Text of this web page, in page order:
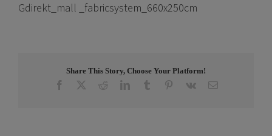
Gdirekt_mall _fabricsystem_660x250cm
Share This Story, Choose Your Platform!
Facebook RedditLinkedInTumblr Pinterest
Vk E-